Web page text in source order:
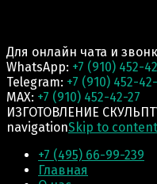
Для онлайн чата и
WhatsApp: +7 (910) 452-
Telegram: +7 (910) 452-
MAX: +7 (910) 452-42-27
ИЗГОТОВЛЕНИЕ
navigationSkip to content
+7 (495) 66-99-239
Главная